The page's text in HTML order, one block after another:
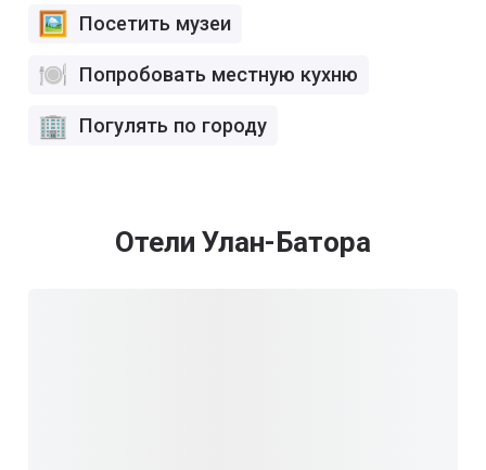
Посетить музеи
Попробовать местную кухню
Погулять по городу
Отели Улан-Батора